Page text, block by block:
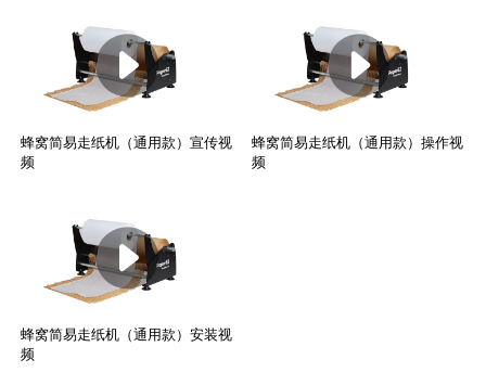
蜂窝简易走纸机（通用款）宣传视
频
蜂窝简易走纸机（通用款）操作视
频
蜂窝简易走纸机（通用款）安装视
频